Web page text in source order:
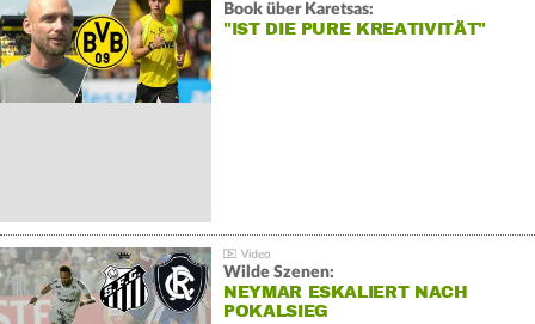
Book über Karetsas:
"IST DIE PURE KREATIVITÄT"
Wilde Szenen:
NEYMAR ESKALIERT NACH
POKALSIEG